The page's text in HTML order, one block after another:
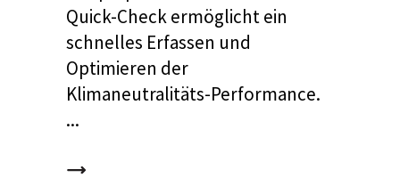
Quick-Check ermöglicht ein
schnelles Erfassen und
Optimieren der
Klimaneutralitäts-Performance.